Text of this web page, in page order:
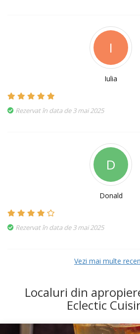
I
Iulia
Rezervat în data de 3 mai 2025
D
Donald
Rezervat în data de 3 mai 2025
Vezi mai multe
Localuri din
Eclectic